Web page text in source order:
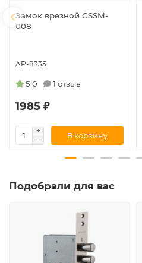
Замок врезной GSSM-
008
AP-8335
5.0 1 отзыв
1985 ₽
В корзину
Подобрали для вас